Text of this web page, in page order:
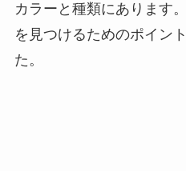
カラーと種類にあります
を見つけるためのポイン
た。